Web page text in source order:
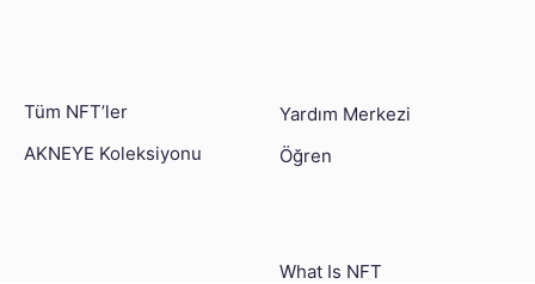
Tüm NFT’ler
AKNEYE Koleksiyonu
Yardım Merkezi
Öğren
What Is NFT